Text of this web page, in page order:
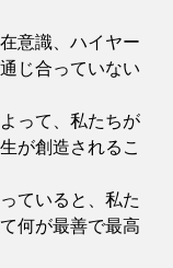
意識、ハイヤー
じ合っていない
って、私たちが
が創造されるこ
ていると、私た
何が最善で最高